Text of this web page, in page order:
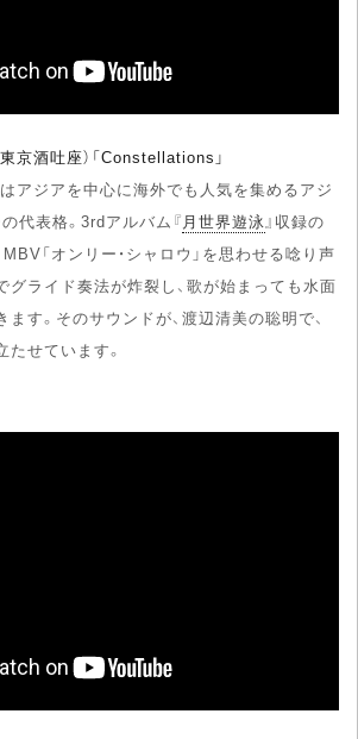
東京酒吐座）「Constellations」
アジアを中心に海外でも人気を集めるアジ
代表格。3rdアルバム『月世界遊泳』収録の
「オンリー・シャロウ」を思わせる唸り声
グライド奏法が炸裂し、歌が始まっても水面
す。そのサウンドが、渡辺清美の聡明で、
せています。